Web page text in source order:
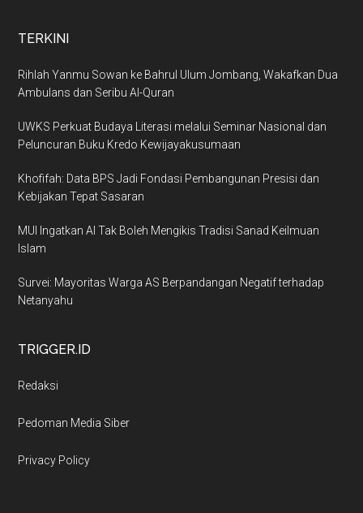
TERKINI
Rihlah Yanmu Sowan ke Bahrul Ulum Jombang, Wakafkan Dua
Ambulans dan Seribu Al-Quran
UWKS Perkuat Budaya Literasi melalui Seminar Nasional dan
Peluncuran Buku Kredo Kewijayakusumaan
Khofifah: Data BPS Jadi Fondasi Pembangunan Presisi dan
Kebijakan Tepat Sasaran
MUI Ingatkan AI Tak Boleh Mengikis Tradisi Sanad Keilmuan
Islam
Survei: Mayoritas Warga AS Berpandangan Negatif terhadap
Netanyahu
TRIGGER.ID
Redaksi
Pedoman Media Siber
Privacy Policy